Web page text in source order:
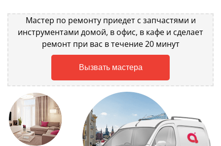
Мастер по ремонту приедет с запчастями и
инструментами домой, в офис, в кафе и сделает
ремонт при вас в течение 20 минут
Вызвать мастера